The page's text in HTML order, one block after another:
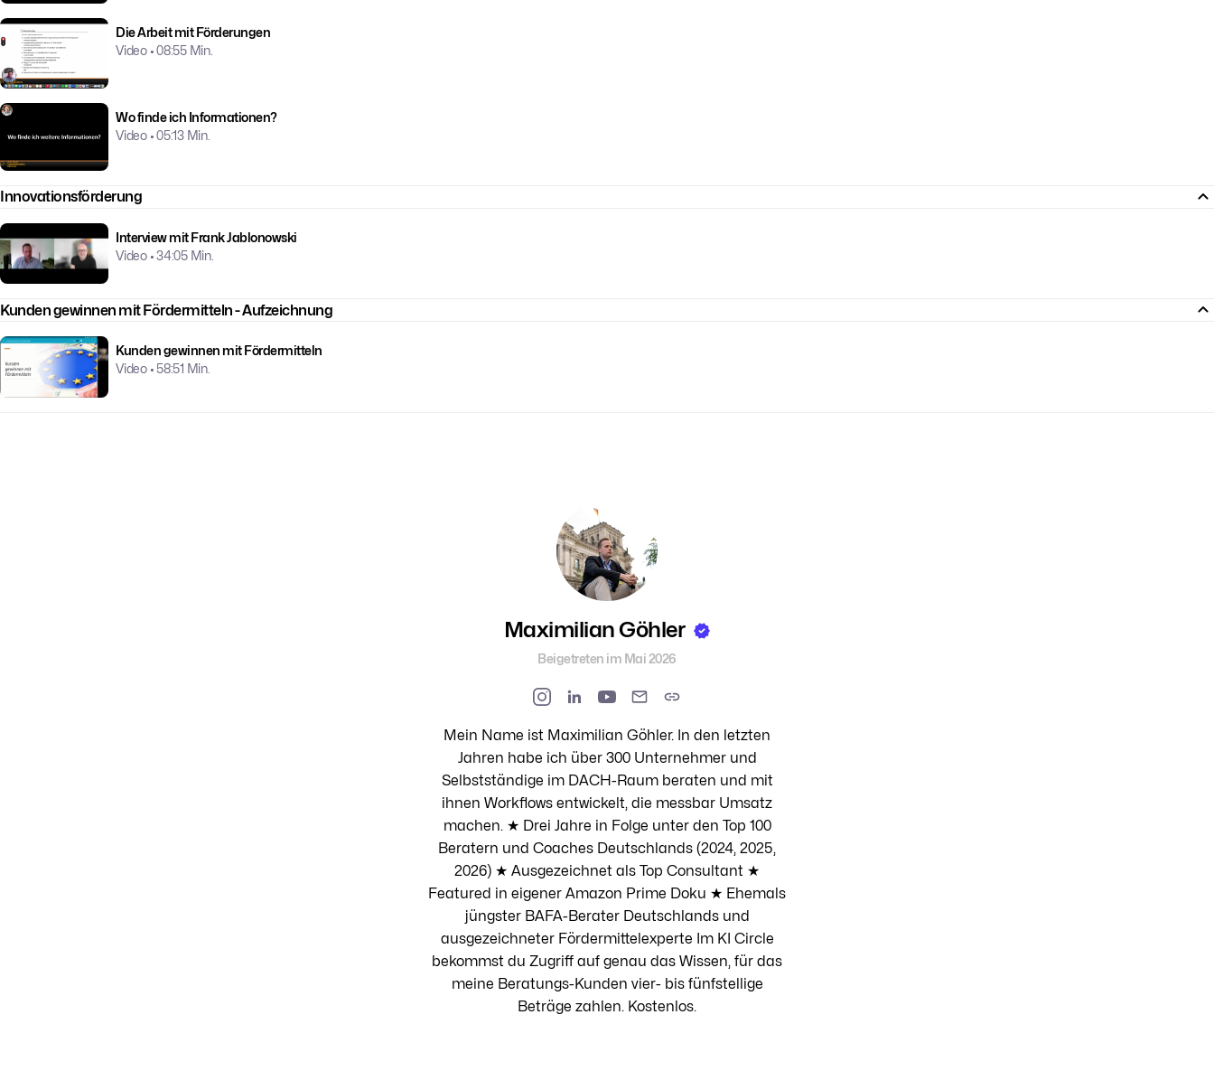
Die Arbeit mit Förderungen
Video • 08:55 Min.
Wo finde ich Informationen?
Video • 05:13 Min.
Innovationsförderung
Interview mit Frank Jablonowski
Video • 34:05 Min.
Kunden gewinnen mit Fördermitteln - Aufzeichnung
Kunden gewinnen mit Fördermitteln
Video • 58:51 Min.
Maximilian Göhler
Beigetreten im Mai 2026
Mein Name ist Maximilian Göhler. In den letzten
Jahren habe ich über 300 Unternehmer und
Selbstständige im DACH-Raum beraten und mit
ihnen Workflows entwickelt, die messbar Umsatz
machen. ★ Drei Jahre in Folge unter den Top 100
Beratern und Coaches Deutschlands (2024, 2025,
2026) ★ Ausgezeichnet als Top Consultant ★
Featured in eigener Amazon Prime Doku ★ Ehemals
jüngster BAFA-Berater Deutschlands und
ausgezeichneter Fördermittelexperte Im KI Circle
bekommst du Zugriff auf genau das Wissen, für das
meine Beratungs-Kunden vier- bis fünfstellige
Beträge zahlen. Kostenlos.